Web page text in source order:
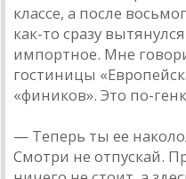
классе, а после
как-то сразу
импортное. Мне
гостиницы
«фиников». Это по-
— Теперь ты ее
Смотри не отпускай.